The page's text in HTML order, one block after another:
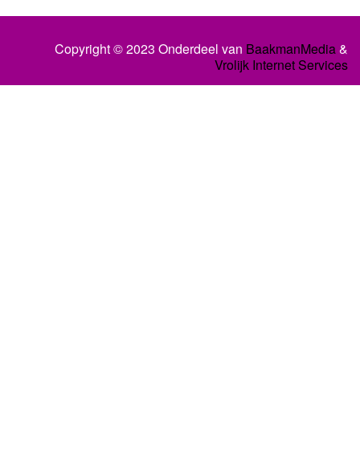
Copyright © 2023 Onderdeel van BaakmanMedia&
Vrolijk Internet Services